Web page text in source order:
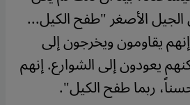
الأصغر "طفح الكيل...
يقاومون ويخرجون إلى
يعودون إلى الشوارع. إنهم
ربما طفح الكيل".